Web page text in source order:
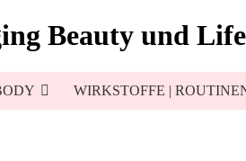
Beauty und
WIRKSTOFFE |